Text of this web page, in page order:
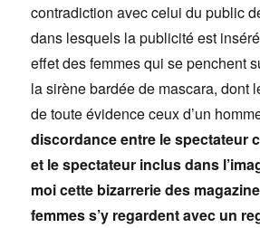
contradiction avec celui du public
dans lesquels la publicité est
effet des femmes qui se penchent
la sirène bardée de mascara, dont
de toute évidence ceux d’un
discordance entre le spectateur
et le spectateur inclus dans
moi cette bizarrerie des
femmes s’y regardent avec un